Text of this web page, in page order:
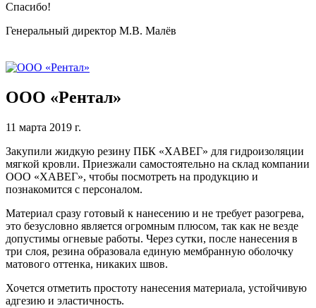
Спасибо!
Генеральный директор М.В. Малёв
ООО «Рентал»
11 марта 2019 г.
Закупили жидкую резину ПБК «ХАВЕГ» для гидроизоляции
мягкой кровли. Приезжали самостоятельно на склад компании
ООО «ХАВЕГ», чтобы посмотреть на продукцию и
познакомится с персоналом.
Материал сразу готовый к нанесению и не требует разогрева,
это безусловно является огромным плюсом, так как не везде
допустимы огневые работы. Через сутки, после нанесения в
три слоя, резина образовала единую мембранную оболочку
матового оттенка, никаких швов.
Хочется отметить простоту нанесения материала, устойчивую
адгезию и эластичность.